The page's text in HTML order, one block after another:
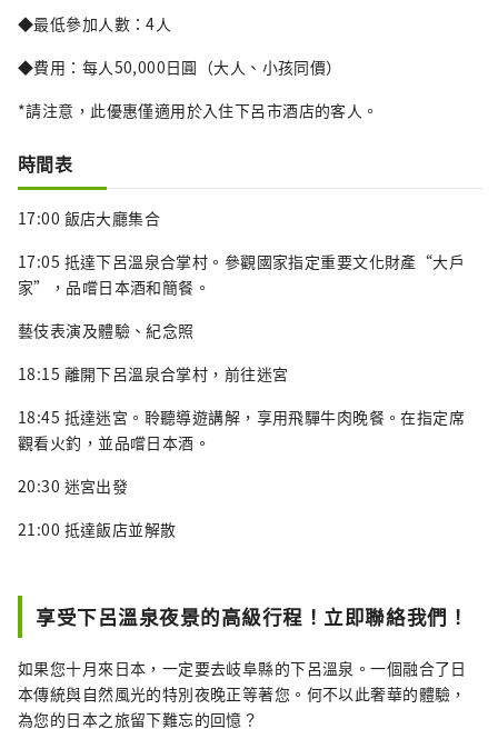
◆最低參加人數：4人
◆費用：每人50,000日圓（大人、小孩同價）
*請注意，此優惠僅適用於入住下呂市酒店的客人。
時間表
17:00 飯店大廳集合
17:05 抵達下呂溫泉合掌村。參觀國家指定重要文化財產“大戶
家”，品嚐日本酒和簡餐。
藝伎表演及體驗、紀念照
18:15 離開下呂溫泉合掌村，前往迷宮
18:45 抵達迷宮。聆聽導遊講解，享用飛驒牛肉晚餐。在指定席
觀看火釣，並品嚐日本酒。
20:30 迷宮出發
21:00 抵達飯店並解散
享受下呂溫泉夜景的高級行程！立即聯絡我們！
如果您十月來日本，一定要去岐阜縣的下呂溫泉。一個融合了日
本傳統與自然風光的特別夜晚正等著您。何不以此奢華的體驗，
為您的日本之旅留下難忘的回憶？